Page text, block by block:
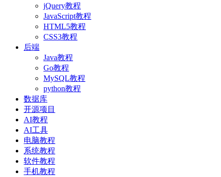
jQuery教程
JavaScript教程
HTML5教程
CSS3教程
后端
Java教程
Go教程
MySQL教程
python教程
数据库
开源项目
AI教程
AI工具
电脑教程
系统教程
软件教程
手机教程